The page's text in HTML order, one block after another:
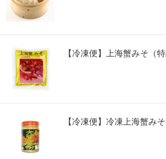
【冷凍便】上海蟹みそ（
【冷凍便】冷凍上海蟹み